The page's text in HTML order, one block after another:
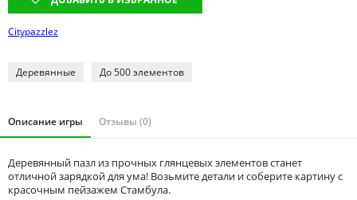
Томская область
Тюменская область
Ульяновская область
Citypazzlez
Деревянные До 500 элементов
Описание игры Отзывы (0)
Деревянный пазл из прочных глянцевых элементов станет
отличной зарядкой для ума! Возьмите детали и соберите картину с
красочным пейзажем Стамбула.